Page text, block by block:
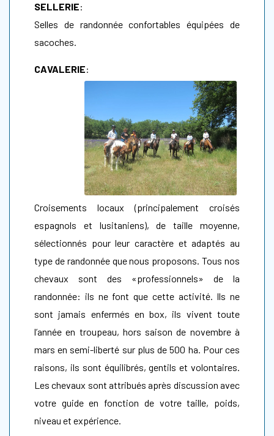
SELLERIE:
Selles de randonnée confortables équipées de
sacoches.
CAVALERIE:
Croisements locaux (principalement croisés
espagnols et lusitaniens), de taille moyenne,
sélectionnés pour leur caractère et adaptés au
type de randonnée que nous proposons. Tous nos
chevaux sont des «professionnels» de la
randonnée: ils ne font que cette activité. Ils ne
sont jamais enfermés en box, ils vivent toute
l’année en troupeau, hors saison de novembre à
mars en semi-liberté sur plus de 500 ha. Pour ces
raisons, ils sont équilibrés, gentils et volontaires.
Les chevaux sont attribués après discussion avec
votre guide en fonction de votre taille, poids,
niveau et expérience.